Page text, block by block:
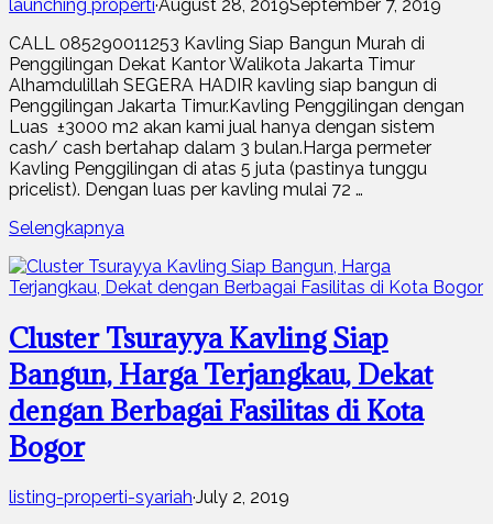
launching properti·August 28, 2019September 7, 2019
CALL 085290011253 Kavling Siap Bangun Murah di
Penggilingan Dekat Kantor Walikota Jakarta Timur
Alhamdulillah SEGERA HADIR kavling siap bangun di
Penggilingan Jakarta Timur.Kavling Penggilingan dengan
Luas ±3000 m2 akan kami jual hanya dengan sistem
cash/ cash bertahap dalam 3 bulan.Harga permeter
Kavling Penggilingan di atas 5 juta (pastinya tunggu
pricelist). Dengan luas per kavling mulai 72 …
Selengkapnya
Cluster Tsurayya Kavling Siap
Bangun, Harga Terjangkau, Dekat
dengan Berbagai Fasilitas di Kota
Bogor
listing-properti-syariah·July 2, 2019